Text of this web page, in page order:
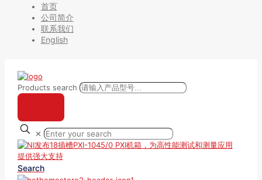
首页
公司简介
联系我们
English
Products search
✕
Search